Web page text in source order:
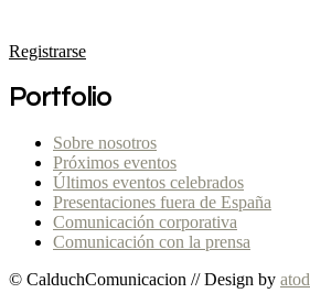
Registrarse
Portfolio
Sobre nosotros
Próximos eventos
Últimos eventos celebrados
Presentaciones fuera de España
Comunicación corporativa
Comunicación con la prensa
© CalduchComunicacion // Design by